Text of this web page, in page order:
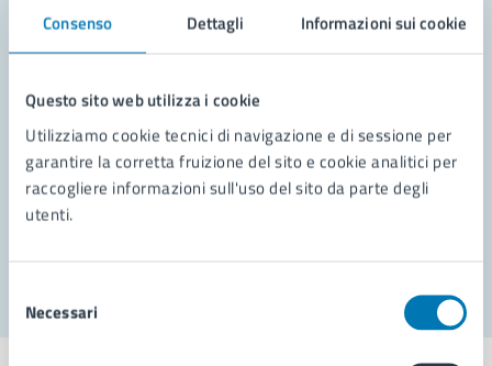
Consenso Dettagli Informazioni sui cookie
Questo sito web utilizza i cookie
Utilizziamo cookie tecnici di navigazione e di sessione per
garantire la corretta fruizione del sito e cookie analitici per
raccogliere informazioni sull'uso del sito da parte degli
utenti.
delNecessari
Leggi le domande frequenti
Richiedi assistenza
Prenota appuntamento
Problemi in città